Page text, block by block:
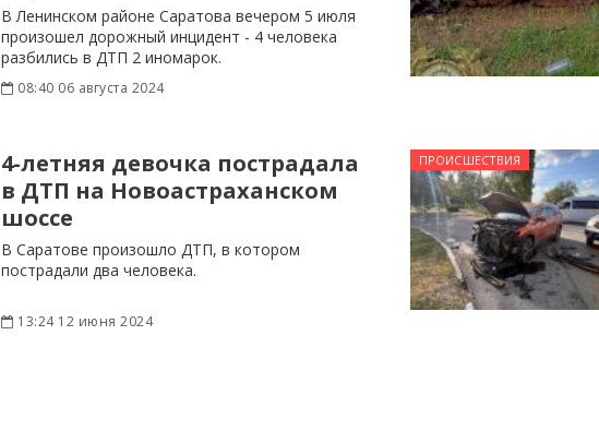
В Ленинском районе Саратова вечером 5 июля
произошел дорожный инцидент - 4 человека
разбились в ДТП 2 иномарок.
08:40 06 августа 2024
4-летняя девочка пострадала
в ДТП на Новоастраханском
шоссе
В Саратове произошло ДТП, в котором
пострадали два человека.
13:24 12 июня 2024
ПРОИСШЕСТВИЯ